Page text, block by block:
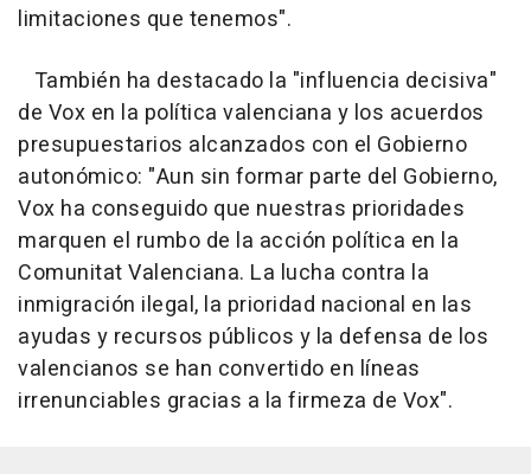
limitaciones que tenemos".
También ha destacado la "influencia decisiva"
de Vox en la política valenciana y los acuerdos
presupuestarios alcanzados con el Gobierno
autonómico: "Aun sin formar parte del Gobierno,
Vox ha conseguido que nuestras prioridades
marquen el rumbo de la acción política en la
Comunitat Valenciana. La lucha contra la
inmigración ilegal, la prioridad nacional en las
ayudas y recursos públicos y la defensa de los
valencianos se han convertido en líneas
irrenunciables gracias a la firmeza de Vox".